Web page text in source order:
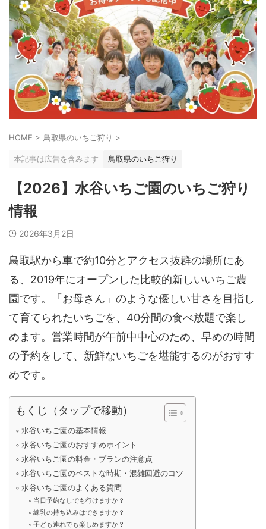
HOME > 鳥取県のいちご狩り >
本記事は広告を含みます 鳥取県のいちご狩り
【2026】水谷いちご園のいちご狩り
情報
2026年3月2日
鳥取駅から車で約10分とアクセス抜群の場所にあ
る、2019年にオープンした比較的新しいいちご農
園です。「お母さん」のような優しい甘さを目指し
て育てられたいちごを、40分間の食べ放題で楽し
めます。営業時間が午前中中心のため、早めの時間
の予約をして、新鮮ないちごを堪能するのがおすす
めです。
もくじ（タップで移動）
水谷いちご園の基本情報
水谷いちご園のおすすめポイント
水谷いちご園の料金・プランの注意点
水谷いちご園のベストな時期・混雑回避のコツ
水谷いちご園のよくある質問
当日予約なしでも行けますか？
練乳の持ち込みはできますか？
子ども連れでも楽しめますか？